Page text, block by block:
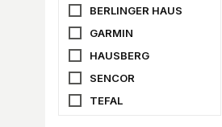
BERLINGER HAUS
GARMIN
HAUSBERG
SENCOR
TEFAL